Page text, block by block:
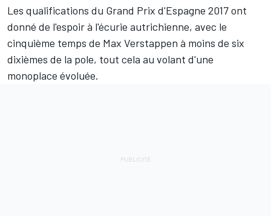
Les qualifications du Grand Prix d'Espagne 2017 ont
donné de l'espoir à l'écurie autrichienne, avec le
cinquième temps de Max Verstappen à moins de six
dixièmes de la pole, tout cela au volant d'une
monoplace évoluée.